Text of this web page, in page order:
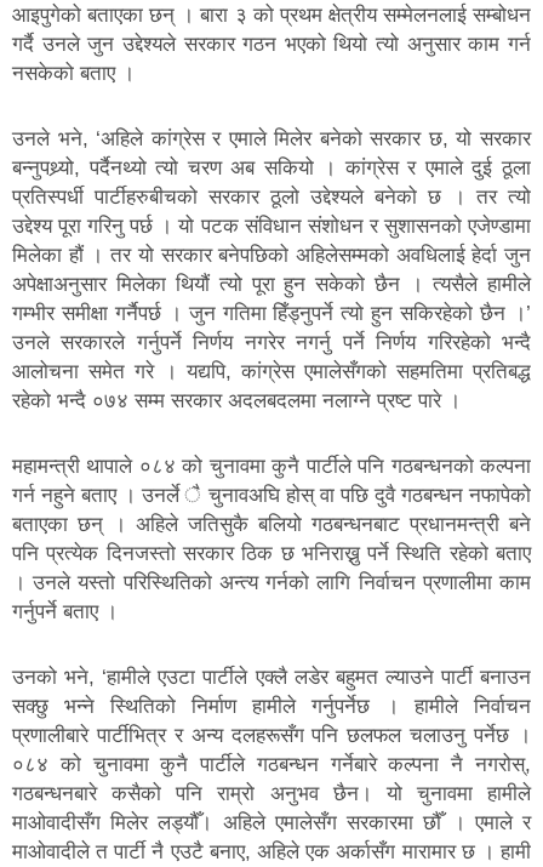
आइपुगेको बताएका छन् । बारा ३ को प्रथम क्षेत्रीय सम्मेलनलाई सम्बोधन
गर्दै उनले जुन उद्देश्यले सरकार गठन भएको थियो त्यो अनुसार काम गर्न
नसकेको बताए ।
उनले भने, ‘अहिले कांग्रेस र एमाले मिलेर बनेको सरकार छ, यो सरकार
बन्नुपथ्र्यो, पर्दैनथ्यो त्यो चरण अब सकियो । कांग्रेस र एमाले दुई ठूला
प्रतिस्पर्धी पार्टीहरुबीचको सरकार ठूलो उद्देश्यले बनेको छ । तर त्यो
उद्देश्य पूरा गरिनु पर्छ । यो पटक संविधान संशोधन र सुशासनको एजेण्डामा
मिलेका हौं । तर यो सरकार बनेपछिको अहिलेसम्मको अवधिलाई हेर्दा जुन
अपेक्षाअनुसार मिलेका थियौं त्यो पूरा हुन सकेको छैन । त्यसैले हामीले
गम्भीर समीक्षा गर्नैपर्छ । जुन गतिमा हिँड्नुपर्ने त्यो हुन सकिरहेको छैन ।’
उनले सरकारले गर्नुपर्ने निर्णय नगरेर नगर्नु पर्ने निर्णय गरिरहेको भन्दै
आलोचना समेत गरे । यद्यपि, कांग्रेस एमालेसँगको सहमतिमा प्रतिबद्ध
रहेको भन्दै ०७४ सम्म सरकार अदलबदलमा नलाग्ने प्रष्ट पारे ।
महामन्त्री थापाले ०८४ को चुनावमा कुनै पार्टीले पनि गठबन्धनको कल्पना
गर्न नहुने बताए । उनर्ले ै चुनावअघि होस् वा पछि दुवै गठबन्धन नफापेको
बताएका छन् । अहिले जतिसुकै बलियो गठबन्धनबाट प्रधानमन्त्री बने
पनि प्रत्येक दिनजस्तो सरकार ठिक छ भनिराख्नु पर्ने स्थिति रहेको बताए
। उनले यस्तो परिस्थितिको अन्त्य गर्नको लागि निर्वाचन प्रणालीमा काम
गर्नुपर्ने बताए ।
उनको भने, ‘हामीले एउटा पार्टीले एक्लै लडेर बहुमत ल्याउने पार्टी बनाउन
सक्छु भन्ने स्थितिको निर्माण हामीले गर्नुपर्नेछ । हामीले निर्वाचन
प्रणालीबारे पार्टीभित्र र अन्य दलहरूसँग पनि छलफल चलाउनु पर्नेछ ।
०८४ को चुनावमा कुनै पार्टीले गठबन्धन गर्नेबारे कल्पना नै नगरोस्,
गठबन्धनबारे कसैको पनि राम्रो अनुभव छैन। यो चुनावमा हामीले
माओवादीसँग मिलेर लड्यौँ। अहिले एमालेसँग सरकारमा छौँ । एमाले र
माओवादीले त पार्टी नै एउटै बनाए, अहिले एक अर्कासँग मारामार छ । हामी